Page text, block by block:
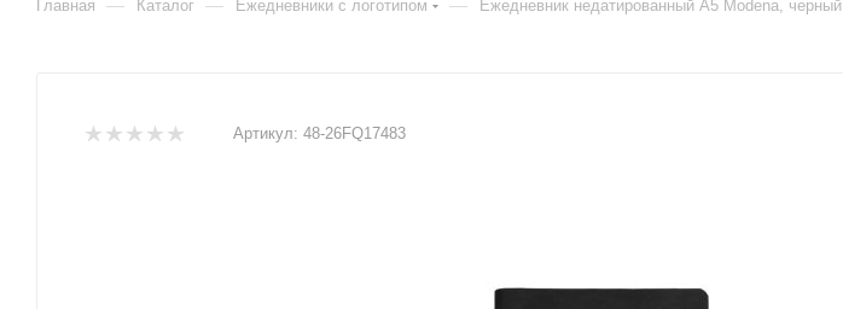
Главная — Каталог — Ежедневники c логотипом — Ежедневник недатированный A5 Modena, черный
Артикул: 48-26FQ17483